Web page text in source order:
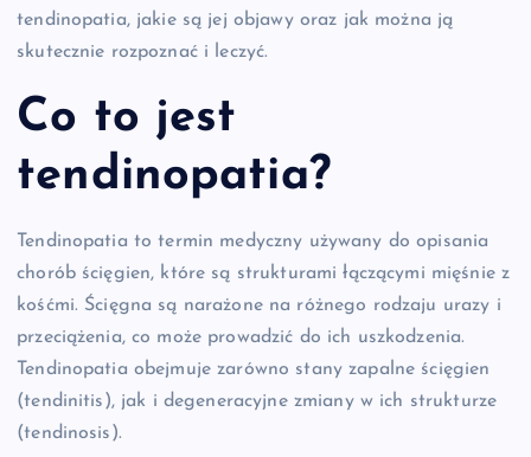
tendinopatia, jakie są jej objawy oraz jak można ją
skutecznie rozpoznać i leczyć.
Co to jest
tendinopatia?
Tendinopatia to termin medyczny używany do opisania
chorób ścięgien, które są strukturami łączącymi mięśnie z
kośćmi. Ścięgna są narażone na różnego rodzaju urazy i
przeciążenia, co może prowadzić do ich uszkodzenia.
Tendinopatia obejmuje zarówno stany zapalne ścięgien
(tendinitis), jak i degeneracyjne zmiany w ich strukturze
(tendinosis).